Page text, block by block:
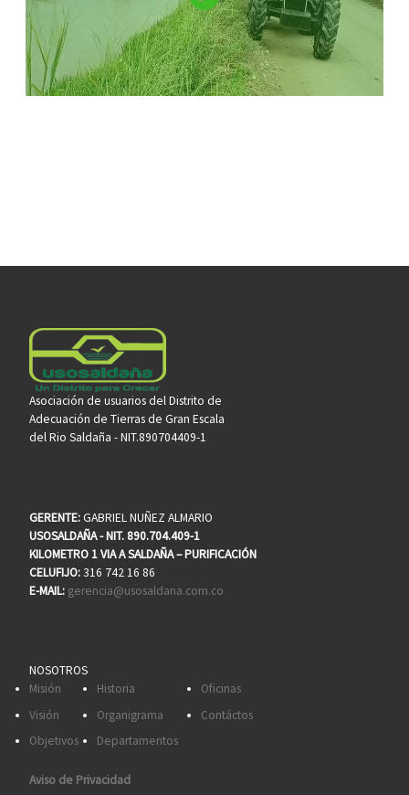
Asociación de usuarios del Distrito de
Adecuación de Tierras de Gran Escala
del Rio Saldaña - NIT.890704409-1
GERENTE:GABRIEL NUÑEZ ALMARIO
USOSALDAÑA - NIT. 890.704.409-1
KILOMETRO 1 VIA A SALDAÑA – PURIFICACIÓN
CELUFIJO:316 742 16 86
E-MAIL: gerencia@usosaldana.com.co
NOSOTROS
Misión
Visión
Objetivos
Historia
Organigrama
Departamentos
Oficinas
Contáctos
Aviso de Privacidad